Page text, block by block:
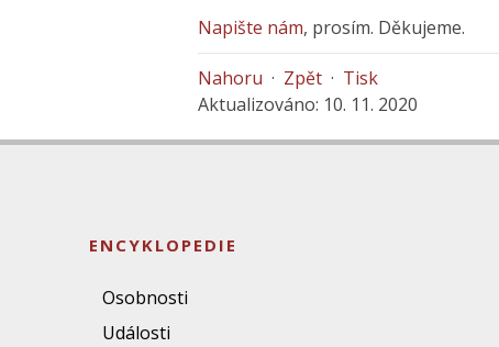
Napište nám, prosím. Děkujeme.
Nahoru · Zpět · Tisk
Aktualizováno: 10. 11. 2020
ENCYKLOPEDIE
Osobnosti
Události